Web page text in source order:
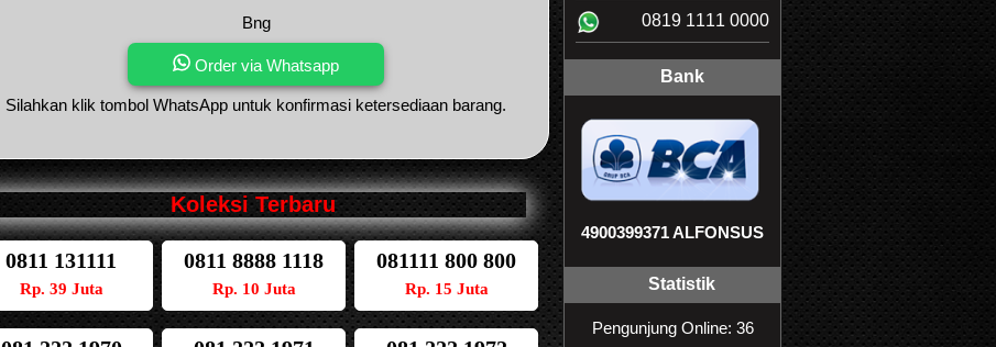
Bng
Order via Whatsapp
Silahkan klik tombol WhatsApp untuk konfirmasi ketersediaan barang.
Koleksi Terbaru
0811 131111
Rp. 39 Juta
0811 8888 1118
Rp. 10 Juta
081111 800 800
Rp. 15 Juta
0819 1111 0000
Bank
4900399371 ALFONSUS
Statistik
Pengunjung Online: 36